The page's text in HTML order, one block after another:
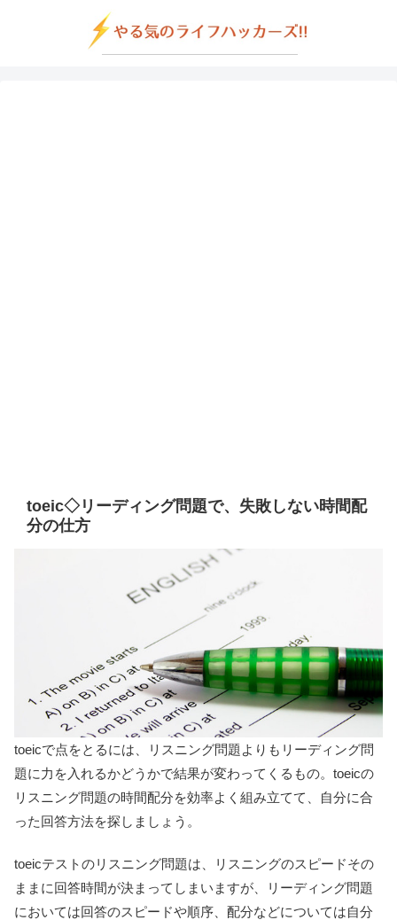
toeic◇リーディング問題で、失敗しない時間配
分の仕方
toeicで点をとるには、リスニング問題よりもリーディング問
題に力を入れるかどうかで結果が変わってくるもの。toeicの
リスニング問題の時間配分を効率よく組み立てて、自分に合
った回答方法を探しましょう。
toeicテストのリスニング問題は、リスニングのスピードその
ままに回答時間が決まってしまいますが、リーディング問題
においては回答のスピードや順序、配分などについては自分